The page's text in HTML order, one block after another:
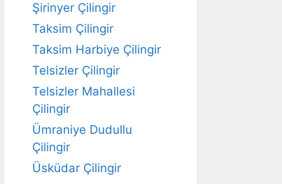
Şirinyer Çilingir
Taksim Çilingir
Taksim Harbiye Çilingir
Telsizler Çilingir
Telsizler Mahallesi
Çilingir
Ümraniye Dudullu
Çilingir
Üsküdar Çilingir